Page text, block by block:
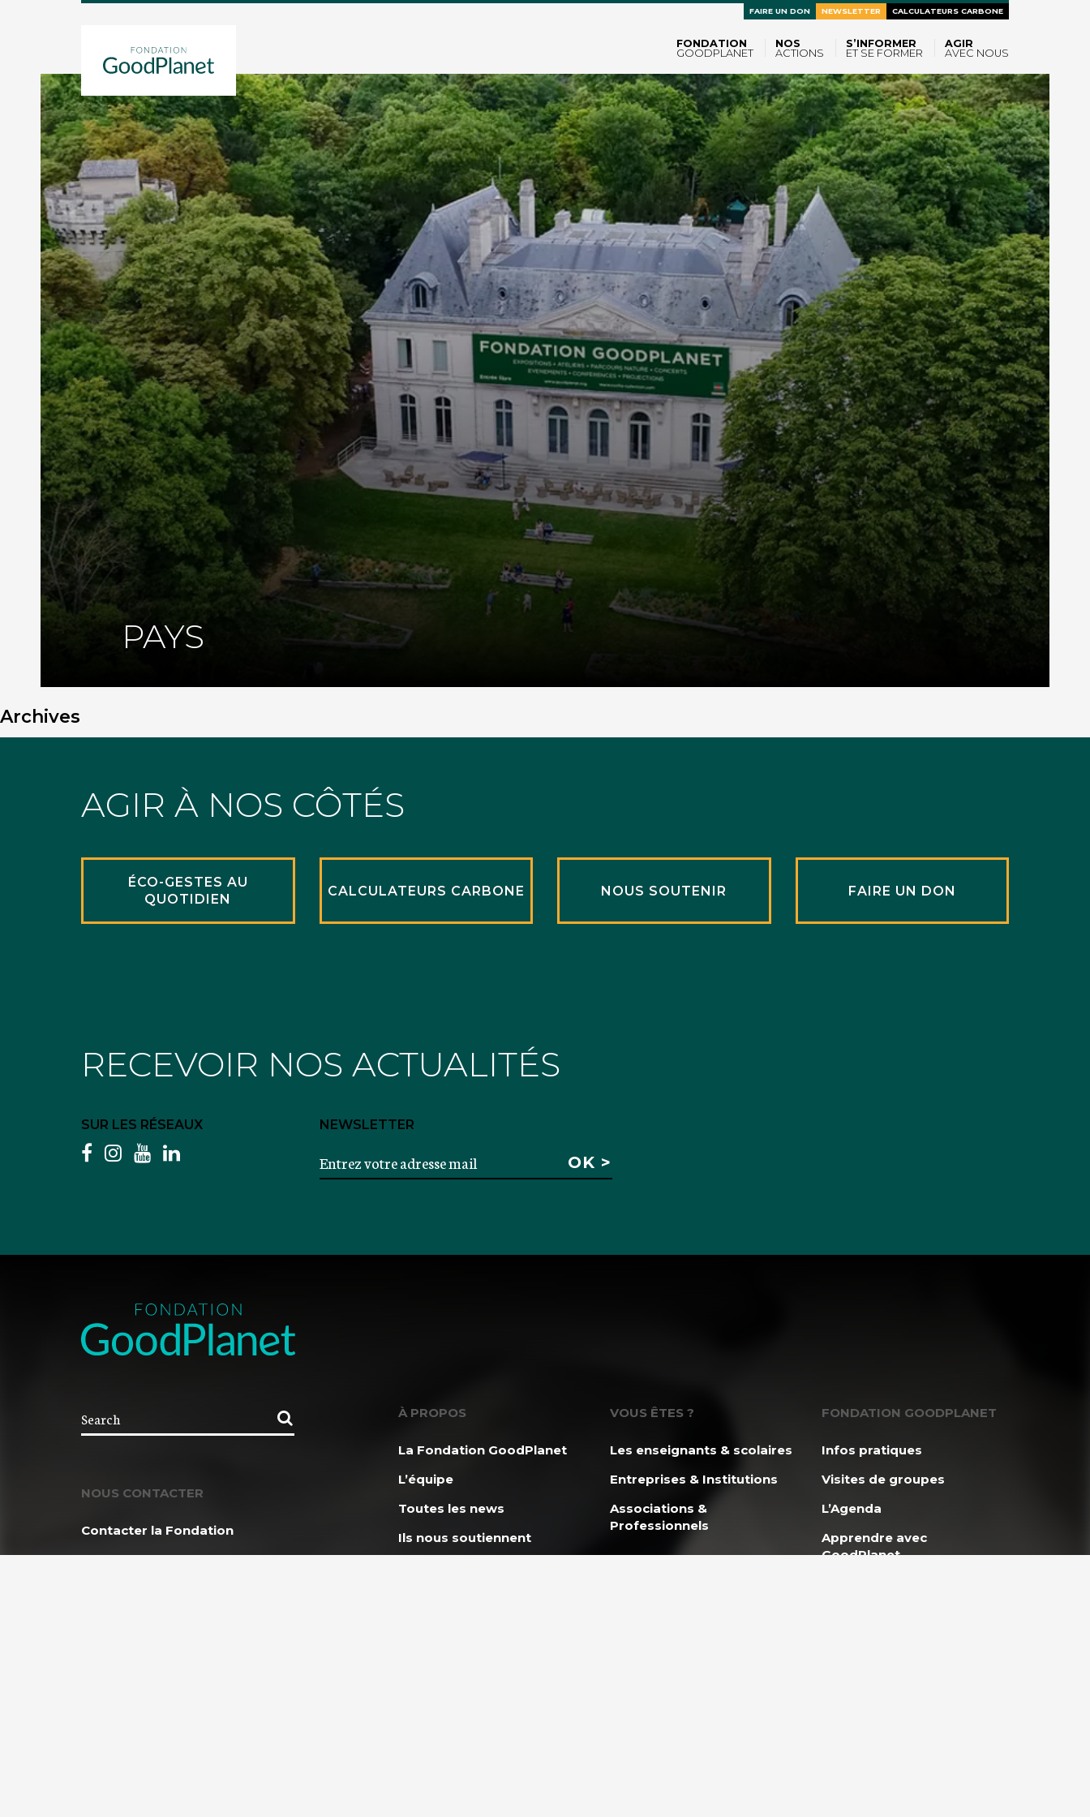
FONDATION
GOODPLANET
NOS
ACTIONS
S’INFORMER
ET SE FORMER
AGIR
AVEC NOUS
FAIRE UN DON NEWSLETTER CALCULATEURS CARBONE
PAYS
Archives
AGIR À NOS CÔTÉS
ÉCO-GESTES AU
QUOTIDIEN
CALCULATEURS CARBONE NOUS SOUTENIR FAIRE UN DON
RECEVOIR NOS ACTUALITÉS
SUR LES RÉSEAUX
facebook
instagram
youtubelinkedin
NEWSLETTER
NOUS CONTACTER
Contacter la Fondation
À PROPOS
La Fondation GoodPlanet
L’équipe
Toutes les news
Ils nous soutiennent
VOUS ÊTES ?
Les enseignants & scolaires
Entreprises & Institutions
Associations &
Professionnels
FONDATION GOODPLANET
Infos pratiques
Visites de groupes
L’Agenda
Apprendre avec
GoodPlanet